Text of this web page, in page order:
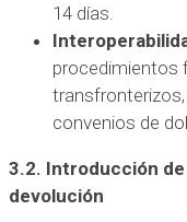
14 días.
procedimientos
convenios de
3.2. Introducción
devolución